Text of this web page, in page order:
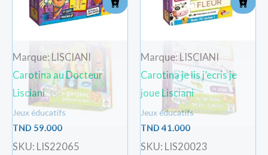
Marque: LISCIANI
Carotina au Docteur
Lisciani
Jeux éducatifs
TND 59.000
SKU: LIS22065
Marque: LISCIANI
Carotina je lis j’ecris je
joue Lisciani
Jeux éducatifs
TND 41.000
SKU: LIS20023